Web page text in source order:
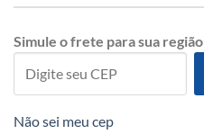
Simule o frete para sua região
Não sei meu cep